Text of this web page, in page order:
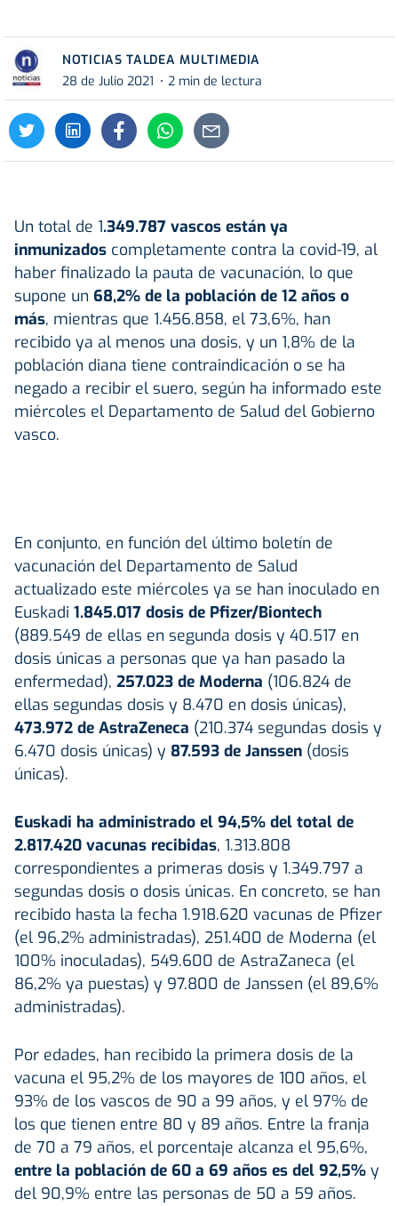
NOTICIAS TALDEA MULTIMEDIA
28 de Julio 2021
2 min de lectura
Un total de 1.349.787 vascos están ya
inmunizados completamente contra la covid-19, al
haber finalizado la pauta de vacunación, lo que
supone un 68,2% de la población de 12 años o
más, mientras que 1.456.858, el 73,6%, han
recibido ya al menos una dosis, y un 1,8% de la
población diana tiene contraindicación o se ha
negado a recibir el suero, según ha informado este
miércoles el Departamento de Salud del Gobierno
vasco.
En conjunto, en función del último boletín de
vacunación del Departamento de Salud
actualizado este miércoles ya se han inoculado en
Euskadi 1.845.017 dosis de Pfizer/Biontech
(889.549 de ellas en segunda dosis y 40.517 en
dosis únicas a personas que ya han pasado la
enfermedad), 257.023 de Moderna (106.824 de
ellas segundas dosis y 8.470 en dosis únicas),
473.972 de AstraZeneca (210.374 segundas dosis y
6.470 dosis únicas) y 87.593 de Janssen (dosis
únicas).
Euskadi ha administrado el 94,5% del total de
2.817.420 vacunas recibidas, 1.313.808
correspondientes a primeras dosis y 1.349.797 a
segundas dosis o dosis únicas. En concreto, se han
recibido hasta la fecha 1.918.620 vacunas de Pfizer
(el 96,2% administradas), 251.400 de Moderna (el
100% inoculadas), 549.600 de AstraZaneca (el
86,2% ya puestas) y 97.800 de Janssen (el 89,6%
administradas).
Por edades, han recibido la primera dosis de la
vacuna el 95,2% de los mayores de 100 años, el
93% de los vascos de 90 a 99 años, y el 97% de
los que tienen entre 80 y 89 años. Entre la franja
de 70 a 79 años, el porcentaje alcanza el 95,6%,
entre la población de 60 a 69 años es del 92,5% y
del 90,9% entre las personas de 50 a 59 años.